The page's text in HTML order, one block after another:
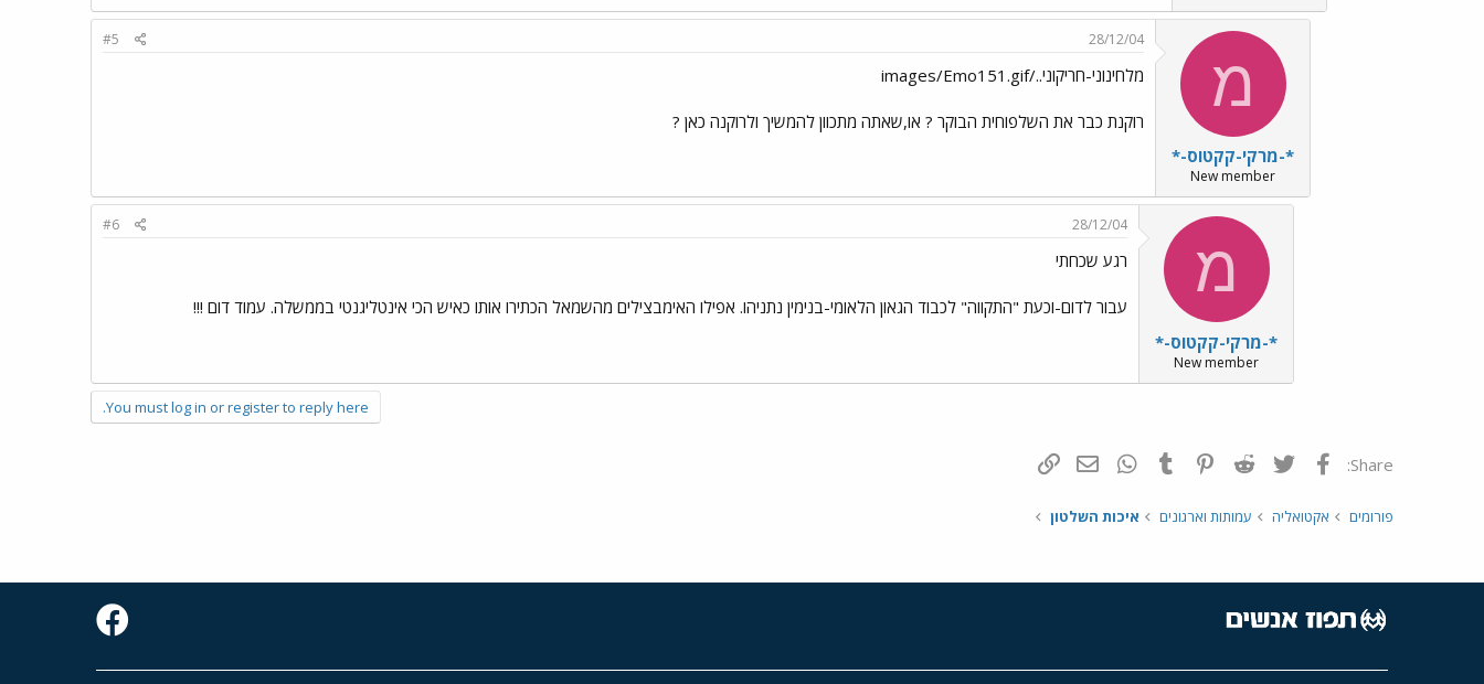
מ
*-מרקי-קקטוס-*
New member
28/12/04
#5
מלחינוני-חריקוני../images/Emo151.gif
רוקנת כבר את השלפוחית הבוקר ? או,שאתה מתכוון להמשיך ולרוקנה כאן ?
מ
*-מרקי-קקטוס-*
New member
28/12/04
#6
רגע שכחתי
עבור לדום-וכעת "התקווה" לכבוד הגאון הלאומי-בנימין נתניהו. אפילו האימבצילים מהשמאל הכתירו אותו כאיש הכי אינטליגנטי בממשלה. עמוד דום !!!
You must log in or register to reply here.
Share: פייסבוק Twitter
Reddit
Pinterest
Tumblr
WhatsAppדואר אלקטרוני
פורומים אקטואליה עמותות וארגונים איכות השלטון